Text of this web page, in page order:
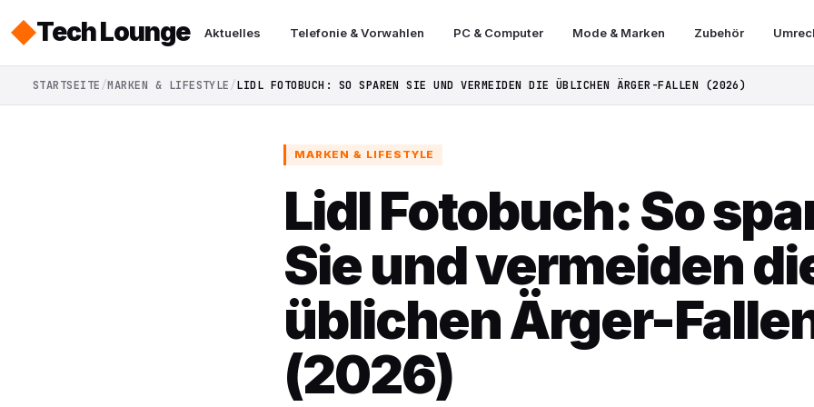
Tech Lounge Aktuelles Telefonie & Vorwahlen PC & Computer Mode & Marken Zubehör
STARTSEITE MARKEN & LIFESTYLE LIDL FOTOBUCH: SO SPAREN SIE UND VERMEIDEN DIE ÜBLICHEN ÄRGER-FALLEN (2026)
MARKEN & LIFESTYLE
Lidl Fotobuch: So
Sie und vermeiden
üblichen Ärger-
(2026)